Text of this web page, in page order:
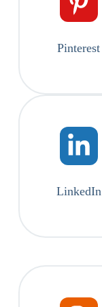
Pinterest
LinkedIn